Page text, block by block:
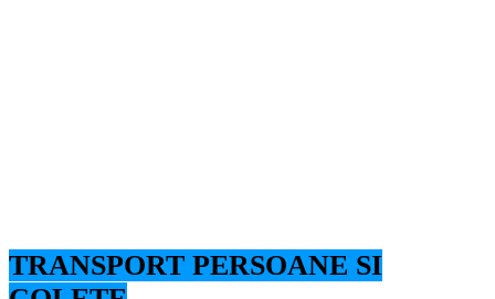
TRANSPORT PERSOANE SI